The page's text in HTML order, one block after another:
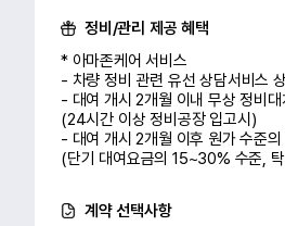
정비/관리 제공 혜택
* 아마존케어 서비스
- 차량 정비 관련 유선 상담서비스
- 대여 개시 2개월 이내 무상 정비대
(24시간 이상 정비공장 입고시)
- 대여 개시 2개월 이후 원가 수준
(단기 대여요금의 15~30% 수준,
계약 선택사항